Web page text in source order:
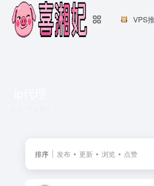
VPS
排序 发布 更新 浏览 点赞